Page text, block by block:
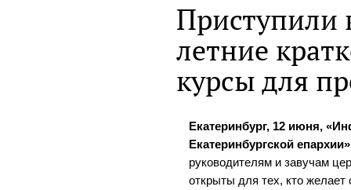
Приступили
летние
курсы для
Екатеринбург, 12 июня,
Екатеринбургской
руководителям и завучам
открыты для тех, кто